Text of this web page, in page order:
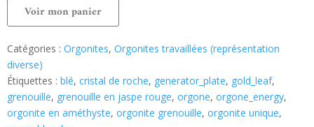
Voir mon panier
Catégories : Orgonites, Orgonites travaillées (représentation
diverse)
Étiquettes : blé, cristal de roche, generator_plate, gold_leaf,
grenouille, grenouille en jaspe rouge, orgone, orgone_energy,
orgonite en améthyste, orgonite grenouille, orgonite unique,